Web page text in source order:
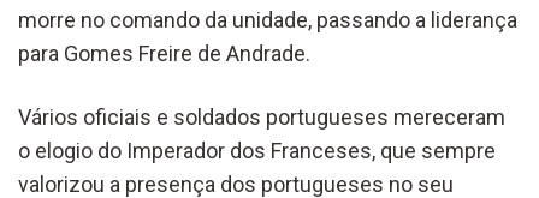
morre no comando da unidade, passando a liderança
para Gomes Freire de Andrade.
Vários oficiais e soldados portugueses mereceram
o elogio do Imperador dos Franceses, que sempre
valorizou a presença dos portugueses no seu